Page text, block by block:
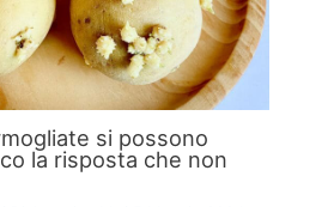
si possono
la risposta che non